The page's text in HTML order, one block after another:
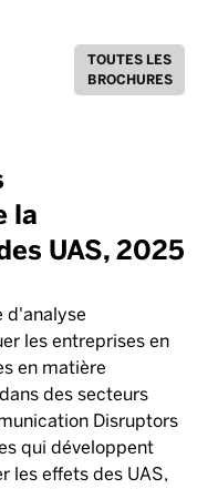
TOUTES LES
BROCHURES
la
UAS, 2025
d'analyse
les entreprises en
en matière
des secteurs
Disruptors
qui développent
les effets des UAS,